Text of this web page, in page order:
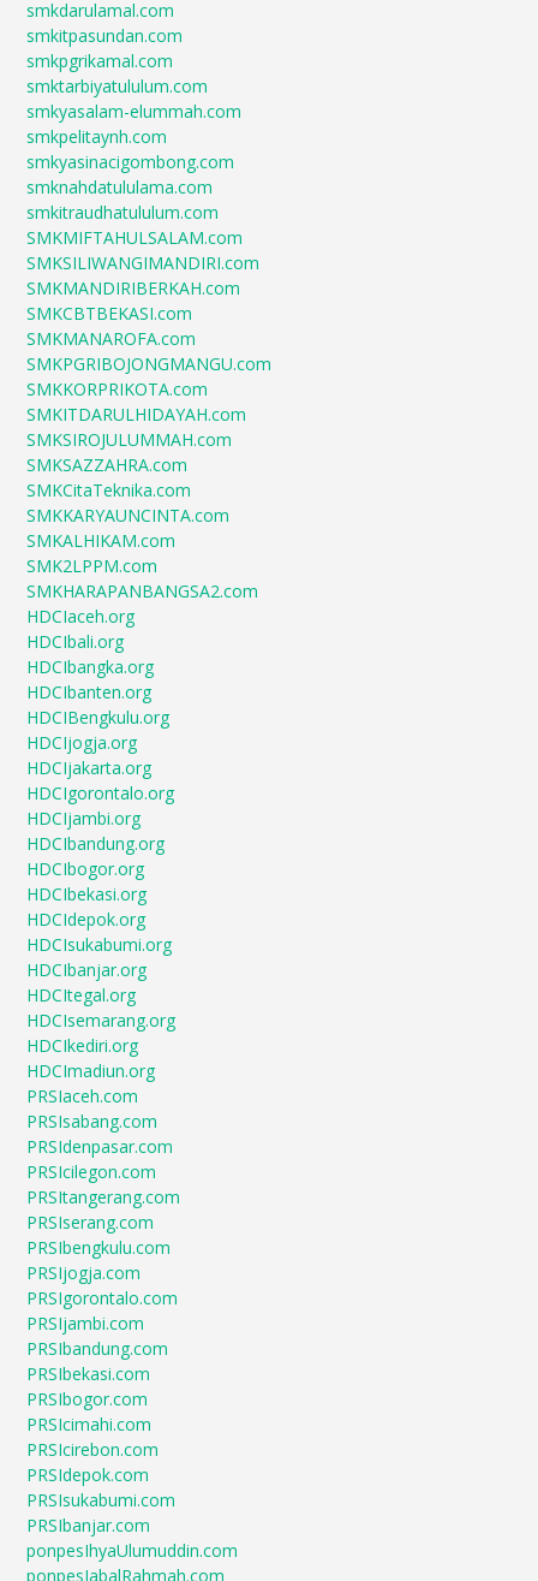
smkdarulamal.com
smkitpasundan.com
smkpgrikamal.com
smktarbiyatululum.com
smkyasalam-elummah.com
smkpelitaynh.com
smkyasinacigombong.com
smknahdatululama.com
smkitraudhatululum.com
SMKMIFTAHULSALAM.com
SMKSILIWANGIMANDIRI.com
SMKMANDIRIBERKAH.com
SMKCBTBEKASI.com
SMKMANAROFA.com
SMKPGRIBOJONGMANGU.com
SMKKORPRIKOTA.com
SMKITDARULHIDAYAH.com
SMKSIROJULUMMAH.com
SMKSAZZAHRA.com
SMKCitaTeknika.com
SMKKARYAUNCINTA.com
SMKALHIKAM.com
SMK2LPPM.com
SMKHARAPANBANGSA2.com
HDCIaceh.org
HDCIbali.org
HDCIbangka.org
HDCIbanten.org
HDCIBengkulu.org
HDCIjogja.org
HDCIjakarta.org
HDCIgorontalo.org
HDCIjambi.org
HDCIbandung.org
HDCIbogor.org
HDCIbekasi.org
HDCIdepok.org
HDCIsukabumi.org
HDCIbanjar.org
HDCItegal.org
HDCIsemarang.org
HDCIkediri.org
HDCImadiun.org
PRSIaceh.com
PRSIsabang.com
PRSIdenpasar.com
PRSIcilegon.com
PRSItangerang.com
PRSIserang.com
PRSIbengkulu.com
PRSIjogja.com
PRSIgorontalo.com
PRSIjambi.com
PRSIbandung.com
PRSIbekasi.com
PRSIbogor.com
PRSIcimahi.com
PRSIcirebon.com
PRSIdepok.com
PRSIsukabumi.com
PRSIbanjar.com
ponpesIhyaUlumuddin.com
ponpesJabalRahmah.com